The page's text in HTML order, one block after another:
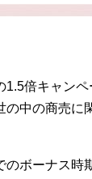
1.5倍キャン
の中の商売に
のボーナス時